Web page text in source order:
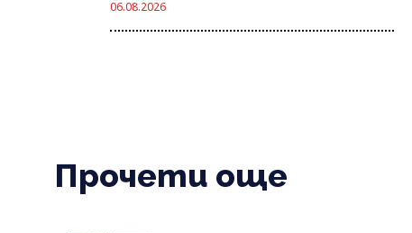
06.08.2026
Прочети още